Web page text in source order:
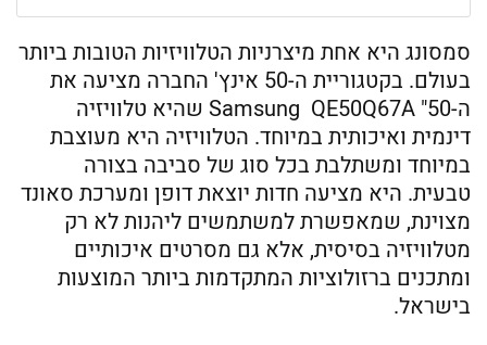
סמסונג היא אחת מיצרניות הטלוויזיות הטובות ביותר
בעולם. בקטגוריית ה-50 אינץ' החברה מציעה את
ה-50" Samsung QE50Q67A שהיא טלוויזיה
דינמית ואיכותית במיוחד. הטלוויזיה היא מעוצבת
במיוחד ומשתלבת בכל סוג של סביבה בצורה
טבעית. היא מציעה חדות יוצאת דופן ומערכת סאונד
מצוינת, שמאפשרת למשתמשים ליהנות לא רק
מטלוויזיה בסיסית, אלא גם מסרטים איכותיים
ומתכנים ברזולוציות המתקדמות ביותר המוצעות
בישראל.